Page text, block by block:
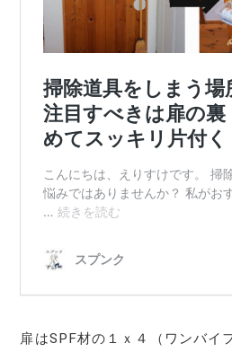
扉はSPF材の１ｘ４（ワンバイ